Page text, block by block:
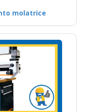
molatrice